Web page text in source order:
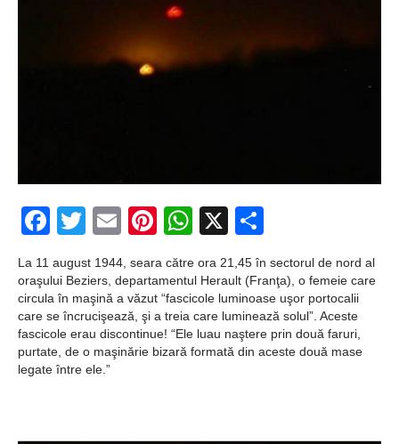
zburătoare în Mexic
Magia în Thailanda
Madona lacrimilor
Uimitoarea viaţă a
Teresei Neumann
misterios vizitat şi
de sfântul Petre
Vrăjitorul Merlin şi
regele Arthur
Facebook
Twitter
EmailPinterest
WhatsApp
X
La 11 august 1944, seara către ora 21,45 în sectorul de nord al
oraşului Beziers, departamentul Herault (Franţa), o femeie care
circula în maşină a văzut “fascicole luminoase uşor portocalii
care se încrucişează, şi a treia care luminează solul”. Aceste
fascicole erau discontinue! “Ele luau naştere prin două faruri,
purtate, de o maşinărie bizară formată din aceste două mase
legate între ele.”